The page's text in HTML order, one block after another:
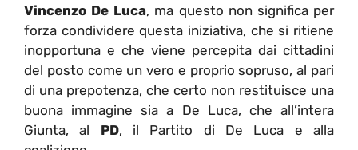
Vincenzo De Luca, ma questo non significa per
forza condividere questa iniziativa, che si ritiene
inopportuna e che viene percepita dai cittadini
del posto come un vero e proprio sopruso, al pari
di una prepotenza, che certo non restituisce una
buona immagine sia a De Luca, che all’intera
Giunta, al PD, il Partito di De Luca e alla